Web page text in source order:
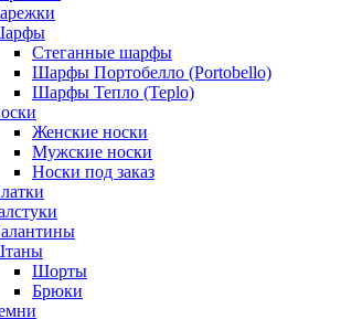
Стеганные шарфы
Шарфы Портобелло (Portobello)
Шарфы Тепло (Teplo)
Женские носки
Мужские носки
Носки под заказ
Шорты
Брюки